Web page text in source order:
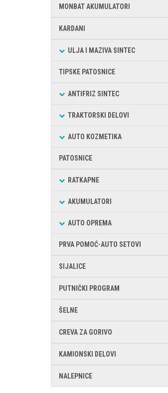
MONBAT AKUMULATORI
KARDANI
ULJA I MAZIVA SINTEC
TIPSKE PATOSNICE
ANTIFRIZ SINTEC
TRAKTORSKI DELOVI
AUTO KOZMETIKA
PATOSNICE
RATKAPNE
AKUMULATORI
AUTO OPREMA
PRVA POMOĆ-AUTO SETOVI
SIJALICE
PUTNIČKI PROGRAM
ŠELNE
CREVA ZA GORIVO
KAMIONSKI DELOVI
NALEPNICE